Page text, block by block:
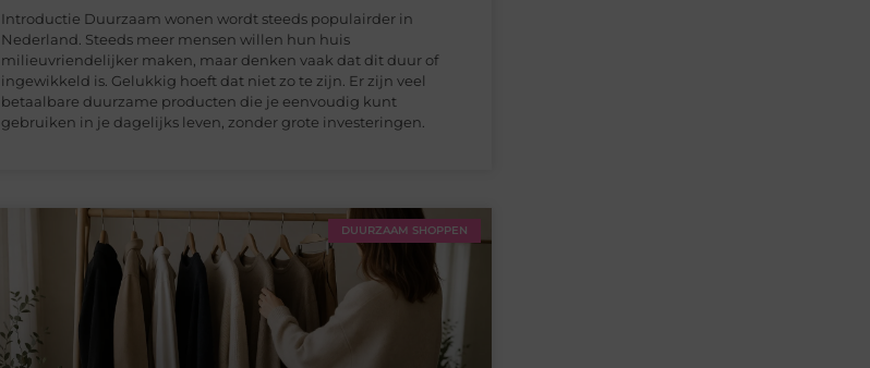
Introductie Duurzaam wonen wordt steeds populairder in
Nederland. Steeds meer mensen willen hun huis
milieuvriendelijker maken, maar denken vaak dat dit duur of
ingewikkeld is. Gelukkig hoeft dat niet zo te zijn. Er zijn veel
betaalbare duurzame producten die je eenvoudig kunt
gebruiken in je dagelijks leven, zonder grote investeringen.
DUURZAAM SHOPPEN